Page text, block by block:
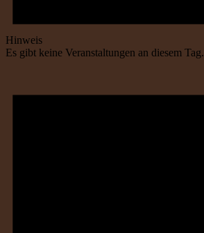
Hinweis
Es gibt keine Veranstaltungen an diesem Tag.